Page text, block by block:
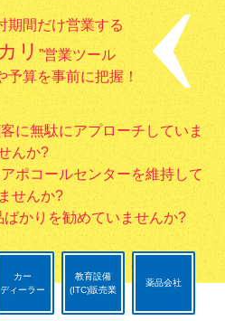
期間だけ営業する
リ ”営業ツール
予算を事前に把握！
に無駄にアプローチしていま
んか?
ポコールセンターを維持して
せんか?
かりを勧めていませんか?
カー
ディーラー
教育設備
(ITC)販売業
薬品会社